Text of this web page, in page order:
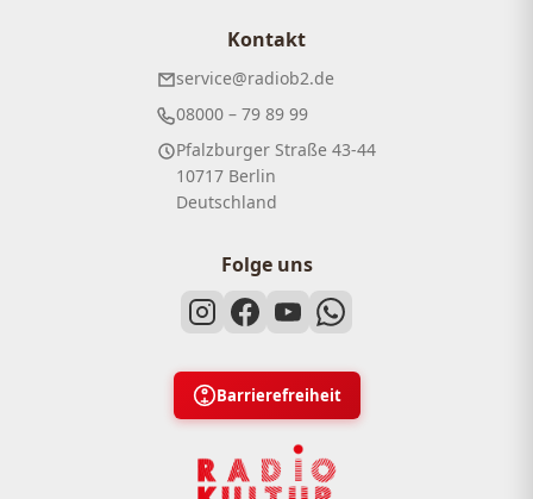
Kontakt
service@radiob2.de
08000 – 79 89 99
Pfalzburger Straße 43-44
10717 Berlin
Deutschland
Folge uns
Barrierefreiheit